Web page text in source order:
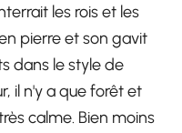
les rois et les
pierre et son gavit
dans le style de
il n'y a que forêt et
calme. Bien moins